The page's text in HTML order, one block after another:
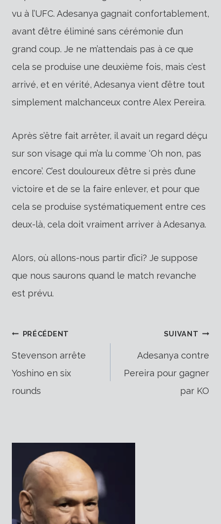
vu à l’UFC. Adesanya gagnait confortablement,
avant d’être éliminé sans cérémonie d’un
grand coup. Je ne m’attendais pas à ce que
cela se produise une deuxième fois, mais c’est
arrivé, et en vérité, Adesanya vient d’être tout
simplement malchanceux contre Alex Pereira.
Après s’être fait arrêter, il avait un regard déçu
sur son visage qui m’a lu comme ‘Oh non, pas
encore’. C’est douloureux d’être si près d’une
victoire et de se la faire enlever, et pour que
cela se produise systématiquement entre ces
deux-là, cela doit vraiment arriver à Adesanya.
Alors, où allons-nous partir d’ici? Je suppose
que nous saurons quand le match revanche
est prévu.
Navigation
de
l’article
PRÉCÉDENT
Stevenson arrête
Yoshino en six
rounds
SUIVANT
Adesanya contre
Pereira pour gagner
par KO